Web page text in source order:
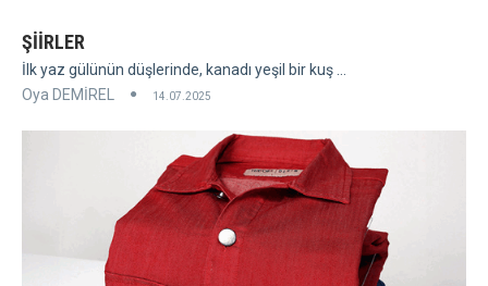
ŞİİRLER
İlk yaz gülünün düşlerinde, kanadı yeşil bir kuş ...
Oya DEMİREL
14.07.2025